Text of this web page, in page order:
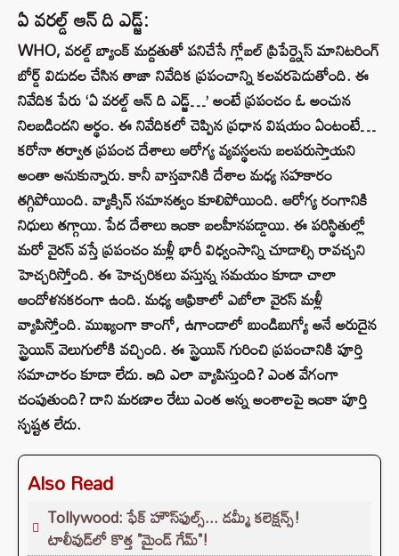
ఏ వరల్డ్ ఆన్ ది ఎడ్జ్:
WHO, వరల్డ్ బ్యాంక్ మద్దతుతో పనిచేసే గ్లోబల్ ప్రిపేర్డ్నెస్ మానిటరింగ్
బోర్డ్ విడుదల చేసిన తాజా నివేదిక ప్రపంచాన్ని కలవరపెడుతోంది. ఈ
నివేదిక పేరు ‘ఏ వరల్డ్ ఆన్ ది ఎడ్జ్…’ అంటే ప్రపంచం ఓ అంచున
నిలబడిందని అర్థం. ఈ నివేదికలో చెప్పిన ప్రధాన విషయం ఏంటంటే…
కరోనా తర్వాత ప్రపంచ దేశాలు ఆరోగ్య వ్యవస్థలను బలపరుస్తాయని
అంతా అనుకున్నారు. కానీ వాస్తవానికి దేశాల మధ్య సహకారం
తగ్గిపోయింది. వ్యాక్సిన్ సమానత్వం కూలిపోయింది. ఆరోగ్య రంగానికి
నిధులు తగ్గాయి. పేద దేశాలు ఇంకా బలహీనపడ్డాయి. ఈ పరిస్థితుల్లో
మరో వైరస్ వస్తే ప్రపంచం మళ్లీ భారీ విధ్వంసాన్ని చూడాల్సి రావచ్చని
హెచ్చరిస్తోంది. ఈ హెచ్చరికలు వస్తున్న సమయం కూడా చాలా
ఆందోళనకరంగా ఉంది. మధ్య ఆఫ్రికాలో ఎబోలా వైరస్ మళ్లీ
వ్యాపిస్తోంది. ముఖ్యంగా కాంగో, ఉగాండాలో బుండిబుగ్యో అనే అరుదైన
స్ట్రెయిన్ వెలుగులోకి వచ్చింది. ఈ స్ట్రెయిన్ గురించి ప్రపంచానికి పూర్తి
సమాచారం కూడా లేదు. ఇది ఎలా వ్యాపిస్తుంది? ఎంత వేగంగా
చంపుతుంది? దాని మరణాల రేటు ఎంత అన్న అంశాలపై ఇంకా పూర్తి
స్పష్టత లేదు.
Also Read
Tollywood: ఫేక్ హౌస్‌ఫుల్స్... డమ్మీ కలెక్షన్స్!
టాలీవుడ్‌లో కొత్త "మైండ్ గేమ్"!